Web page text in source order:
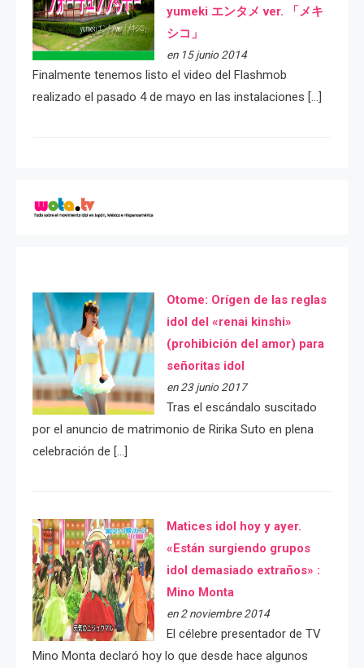
yumeki エンタメ ver. 「メキ
シコ」
en 15 junio 2014
Finalmente tenemos listo el video del Flashmob
realizado el pasado 4 de mayo en las instalaciones […]
Otome: Orígen de las reglas
idol del «renai kinshi»
(prohibición del amor) para
señoritas idol
en 23 junio 2017
Tras el escándalo suscitado
por el anuncio de matrimonio de Ririka Suto en plena
celebración de […]
Matices idol hoy y ayer.
«Están surgiendo grupos
idol demasiado extraños» :
Mino Monta
en 2 noviembre 2014
El célebre presentador de TV
Mino Monta declaró hoy lo que desde hace algunos